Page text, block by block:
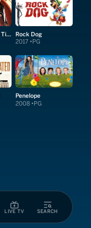
LIVE TV SEARCH
Spy Kids: All the Time in the World in 4D Rock Dog
2017 PG
Penelope
2008 PG